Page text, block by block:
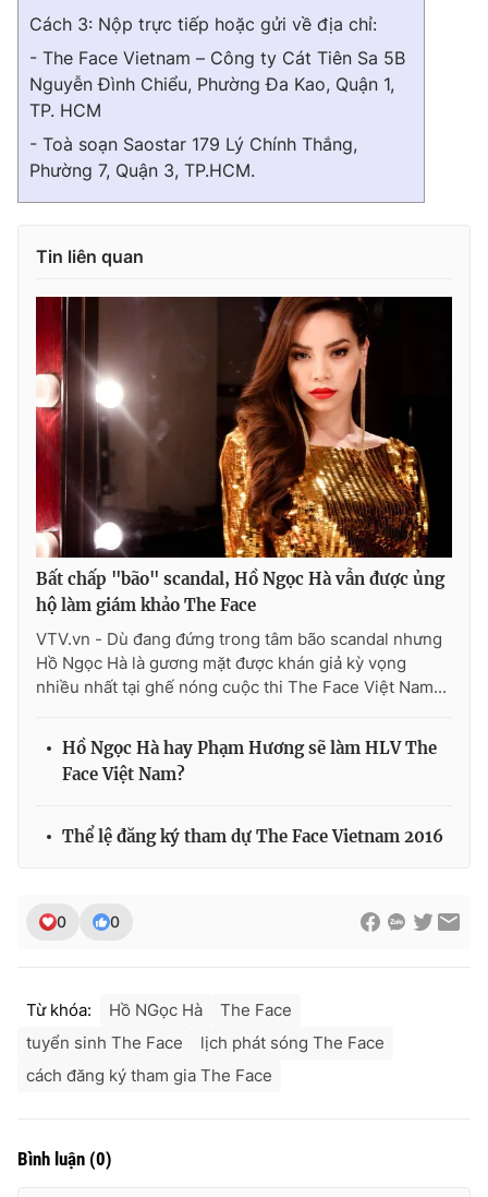
Cách 3: Nộp trực tiếp hoặc gửi về địa chỉ:
- The Face Vietnam – Công ty Cát Tiên Sa 5B
Nguyễn Đình Chiểu, Phường Đa Kao, Quận 1,
TP. HCM
- Toà soạn Saostar 179 Lý Chính Thắng,
Phường 7, Quận 3, TP.HCM.
Tin liên quan
Bất chấp "bão" scandal, Hồ Ngọc Hà vẫn được ủng
hộ làm giám khảo The Face
VTV.vn - Dù đang đứng trong tâm bão scandal nhưng
Hồ Ngọc Hà là gương mặt được khán giả kỳ vọng
nhiều nhất tại ghế nóng cuộc thi The Face Việt Nam...
Hồ Ngọc Hà hay Phạm Hương sẽ làm HLV The
Face Việt Nam?
Thể lệ đăng ký tham dự The Face Vietnam 2016
0 0
Từ khóa: Hồ NGọc Hà
The Face
tuyển sinh The Face
lịch phát sóng The Face
cách đăng ký tham gia The Face
Bình luận (0)